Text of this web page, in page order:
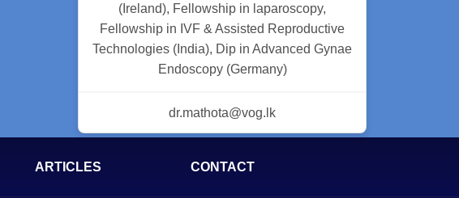
(Ireland), Fellowship in laparoscopy,
Fellowship in IVF & Assisted Reproductive
Technologies (India), Dip in Advanced Gynae
Endoscopy (Germany)
dr.mathota@vog.lk
ARTICLES CONTACT